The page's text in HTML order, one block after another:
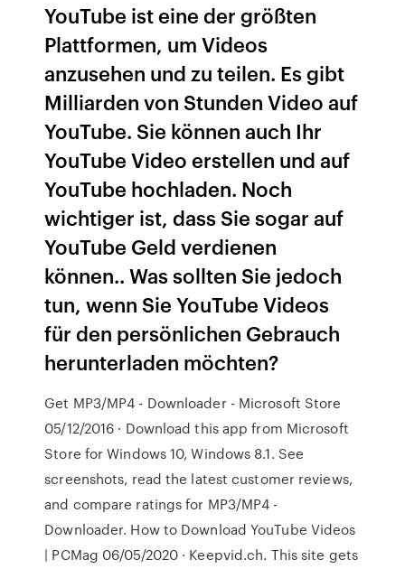
YouTube ist eine der größten
Plattformen, um Videos
anzusehen und zu teilen. Es gibt
Milliarden von Stunden Video auf
YouTube. Sie können auch Ihr
YouTube Video erstellen und auf
YouTube hochladen. Noch
wichtiger ist, dass Sie sogar auf
YouTube Geld verdienen
können.. Was sollten Sie jedoch
tun, wenn Sie YouTube Videos
für den persönlichen Gebrauch
herunterladen möchten?
Get MP3/MP4 - Downloader - Microsoft Store
05/12/2016 · Download this app from Microsoft
Store for Windows 10, Windows 8.1. See
screenshots, read the latest customer reviews,
and compare ratings for MP3/MP4 -
Downloader. How to Download YouTube Videos
| PCMag 06/05/2020 · Keepvid.ch. This site gets